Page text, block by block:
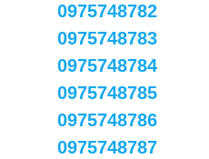
0975748782
0975748783
0975748784
0975748785
0975748786
0975748787